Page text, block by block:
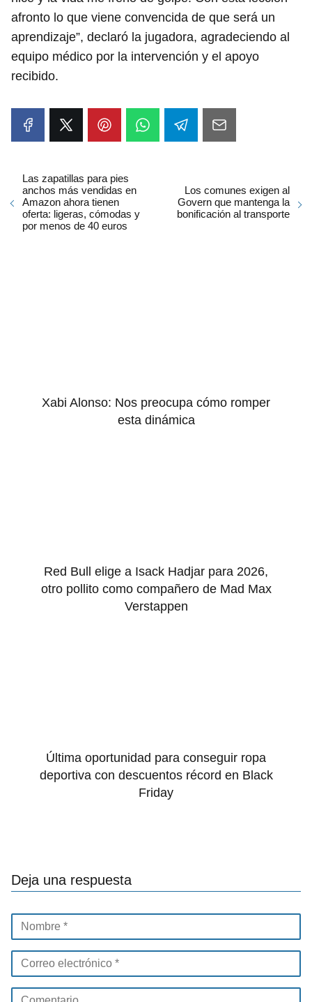
afronto lo que viene convencida de que será un
aprendizaje”, declaró la jugadora, agradeciendo al
equipo médico por la intervención y el apoyo
recibido.
Las zapatillas para pies
anchos más vendidas en
Amazon ahora tienen
oferta: ligeras, cómodas y
por menos de 40 euros
Los comunes exigen al
Govern que mantenga la
bonificación al transporte
Xabi Alonso: Nos preocupa cómo romper
esta dinámica
Red Bull elige a Isack Hadjar para 2026,
otro pollito como compañero de Mad Max
Verstappen
Última oportunidad para conseguir ropa
deportiva con descuentos récord en Black
Friday
Deja una respuesta